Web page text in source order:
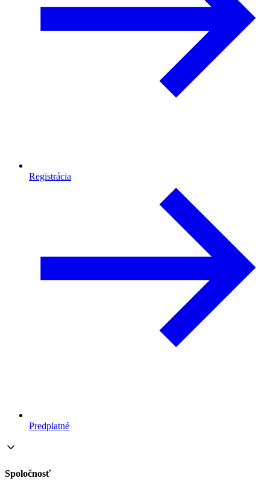
Registrácia
Predplatné
Spoločnosť